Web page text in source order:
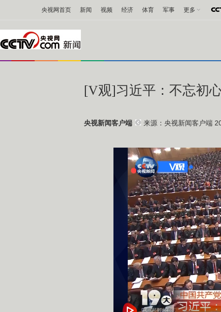
央视网首页 新闻 视频 经济 体育 军事 更多
[V观]习近平：不忘初
央视新闻客户端 来源：央视新闻客户端